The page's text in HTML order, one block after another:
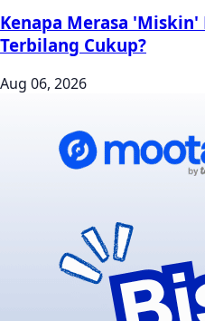
Kenapa Merasa 'Miskin'
Terbilang Cukup?
Aug 06, 2026